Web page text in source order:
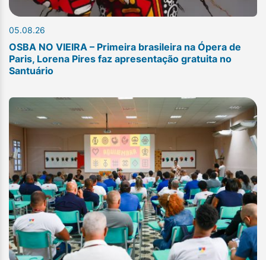
05.08.26
OSBA NO VIEIRA – Primeira brasileira na Ópera de
Paris, Lorena Pires faz apresentação gratuita no
Santuário